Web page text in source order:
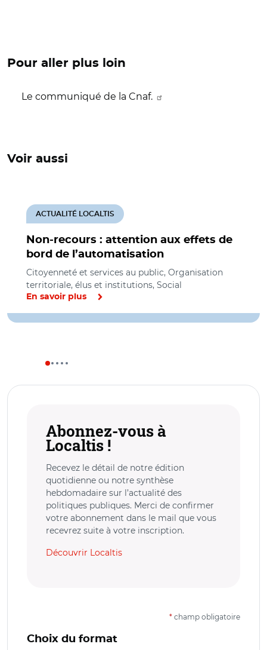
Pour aller plus loin
Le communiqué de la Cnaf.
Voir aussi
Non-recours : attention aux effets de
bord de l’automatisation
ACTUALITÉ LOCALTIS
Citoyenneté et services au public, Organisation
territoriale, élus et institutions, Social
En savoir plus
Abonnez-vous à
Localtis !
Recevez le détail de notre édition
quotidienne ou notre synthèse
hebdomadaire sur l’actualité des
politiques publiques. Merci de confirmer
votre abonnement dans le mail que vous
recevrez suite à votre inscription.
Découvrir Localtis
* champ obligatoire
Choix du format